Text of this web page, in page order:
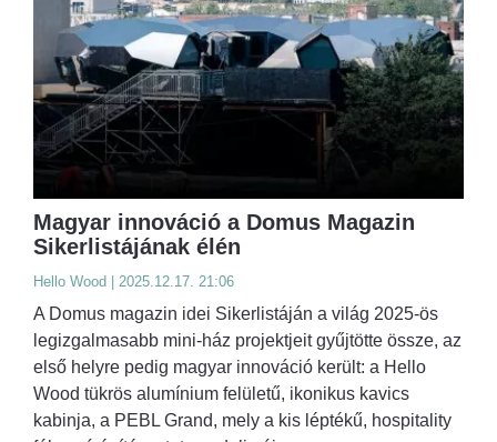
Magyar innováció a Domus Magazin
Sikerlistájának élén
Hello Wood | 2025.12.17. 21:06
A Domus magazin idei Sikerlistáján a világ 2025-ös
legizgalmasabb mini-ház projektjeit gyűjtötte össze, az
első helyre pedig magyar innováció került: a Hello
Wood tükrös alumínium felületű, ikonikus kavics
kabinja, a PEBL Grand, mely a kis léptékű, hospitality